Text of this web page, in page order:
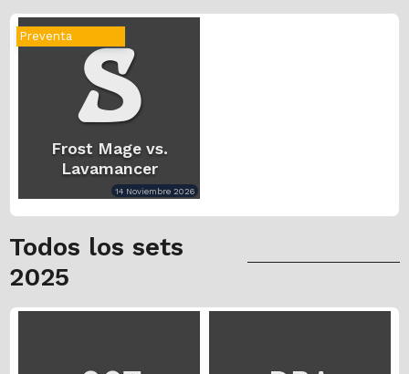
Frost Mage vs.
Lavamancer
Preventa
14 Noviembre 2026
Todos los sets
2025